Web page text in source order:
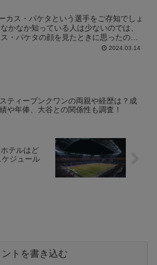
カス・パケタという選手をご存知でしょ
かなか知っている人は少ないのでは、
・パケタの顔を見たときに思ったの
！と個人的に思いました。 そこ...2024.03.14
スティーブンクワンの両親や経歴は？成
績や年俸、大谷との関係性も調査！
テルはど
ケジュール
ントを書き込む